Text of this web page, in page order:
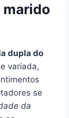
marido
dupla do
variada,
se
da